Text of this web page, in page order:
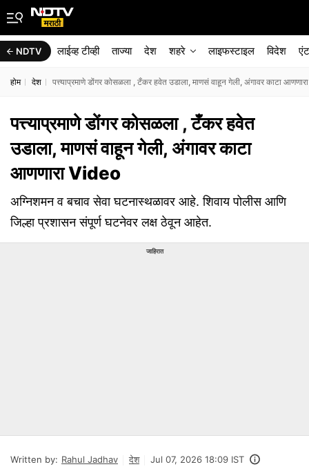
NDTV लाईव्ह टीव्ही ताज्या देश शहरे लाइफस्टाइल विदेश
होम देश पत्त्याप्रमाणे डोंगर कोसळला , टँकर हवेत उडाला, माणसं वाहून गेली, अंगावर काटा
पत्त्याप्रमाणे डोंगर कोसळला , टँकर हवेत
उडाला, माणसं वाहून गेली, अंगावर काटा
आणणारा Video
अग्निशमन व बचाव सेवा घटनास्थळावर आहे. शिवाय पोलीस आणि
जिल्हा प्रशासन संपूर्ण घटनेवर लक्ष ठेवून आहेत.
जाहिरात
Written by: Rahul Jadhav देश Jul 07, 2026 18:09 IST